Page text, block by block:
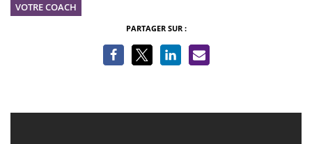
VOTRE COACH
PARTAGER SUR :